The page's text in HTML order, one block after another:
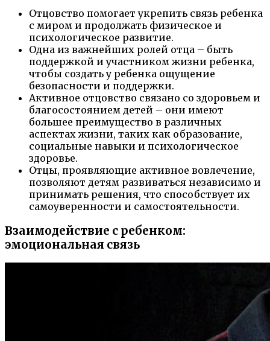
Отцовство помогает укрепить связь ребенка
с миром и продолжать физическое и
психологическое развитие.
Одна из важнейших ролей отца – быть
поддержкой и участником жизни ребенка,
чтобы создать у ребенка ощущение
безопасности и поддержки.
Активное отцовство связано со здоровьем и
благосостоянием детей – они имеют
большее преимущество в различных
аспектах жизни, таких как образование,
социальные навыки и психологическое
здоровье.
Отцы, проявляющие активное вовлечение,
позволяют детям развиваться независимо и
принимать решения, что способствует их
самоуверенности и самостоятельности.
Взаимодействие с ребенком:
эмоциональная связь